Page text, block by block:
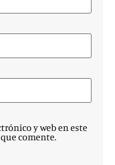
y web en este
comente.